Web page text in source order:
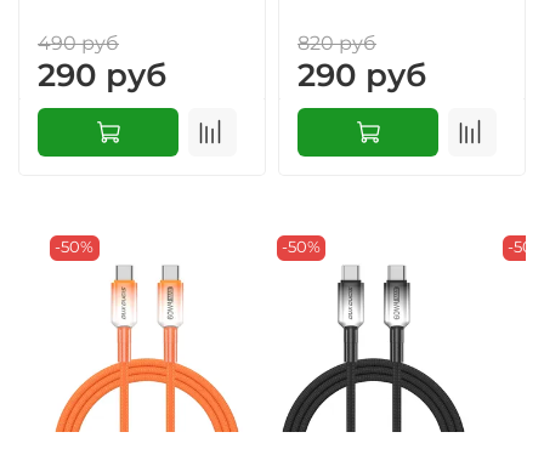
490 руб
290 руб
820 руб
290 руб
-50% -50% -